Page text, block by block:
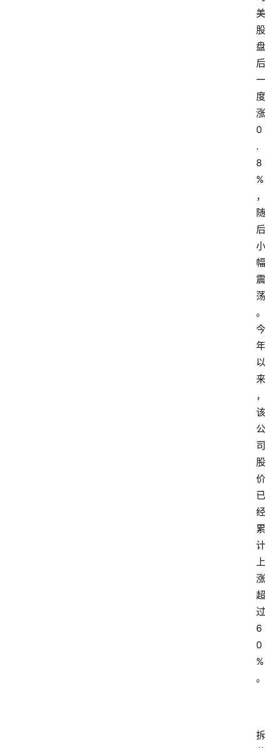
美
股
盘
后
一
度
涨
0
.
8
%
，
随
后
小
幅
震
荡
。
今
年
以
来
，
该
公
司
股
价
已
经
累
计
上
涨
超
过
6
0
%
。
拆